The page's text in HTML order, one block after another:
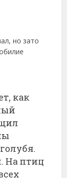
но зато
как
На птиц